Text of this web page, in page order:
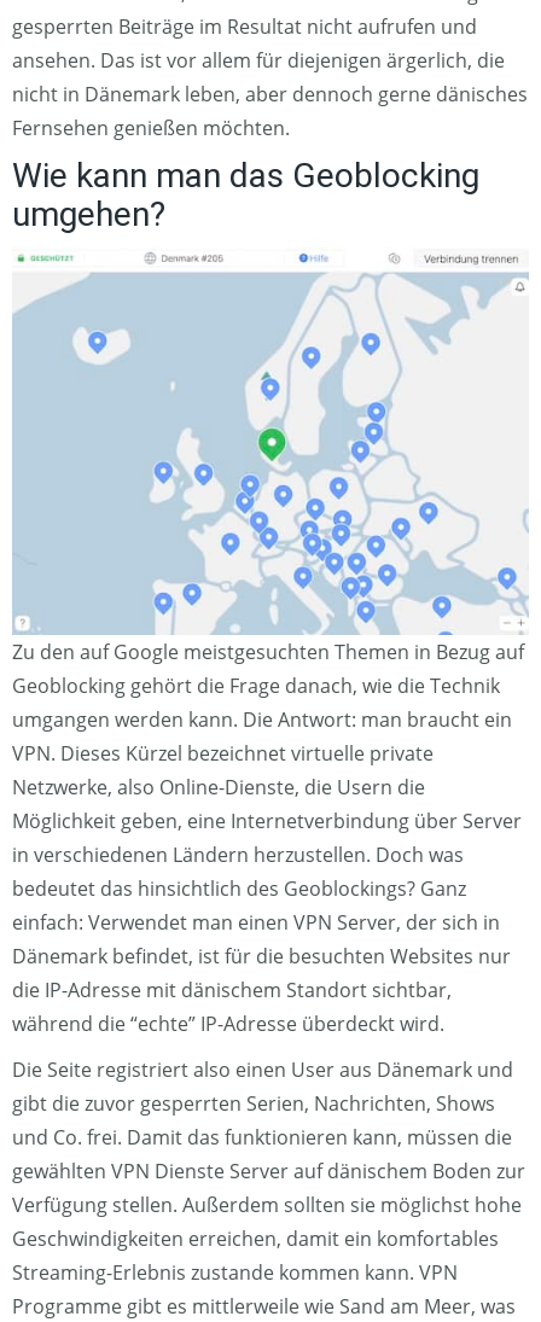
gesperrten Beiträge im Resultat nicht aufrufen und
ansehen. Das ist vor allem für diejenigen ärgerlich, die
nicht in Dänemark leben, aber dennoch gerne dänisches
Fernsehen genießen möchten.
Wie kann man das Geoblocking
umgehen?
Zu den auf Google meistgesuchten Themen in Bezug auf
Geoblocking gehört die Frage danach, wie die Technik
umgangen werden kann. Die Antwort: man braucht ein
VPN. Dieses Kürzel bezeichnet virtuelle private
Netzwerke, also Online-Dienste, die Usern die
Möglichkeit geben, eine Internetverbindung über Server
in verschiedenen Ländern herzustellen. Doch was
bedeutet das hinsichtlich des Geoblockings? Ganz
einfach: Verwendet man einen VPN Server, der sich in
Dänemark befindet, ist für die besuchten Websites nur
die IP-Adresse mit dänischem Standort sichtbar,
während die “echte” IP-Adresse überdeckt wird.
Die Seite registriert also einen User aus Dänemark und
gibt die zuvor gesperrten Serien, Nachrichten, Shows
und Co. frei. Damit das funktionieren kann, müssen die
gewählten VPN Dienste Server auf dänischem Boden zur
Verfügung stellen. Außerdem sollten sie möglichst hohe
Geschwindigkeiten erreichen, damit ein komfortables
Streaming-Erlebnis zustande kommen kann. VPN
Programme gibt es mittlerweile wie Sand am Meer, was